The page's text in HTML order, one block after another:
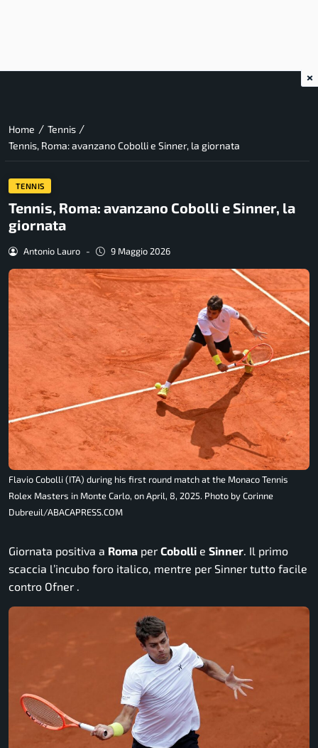
Home / Tennis /
Tennis, Roma: avanzano Cobolli e Sinner, la giornata
TENNIS
Tennis, Roma: avanzano Cobolli e Sinner, la
giornata
Antonio Lauro - 9 Maggio 2026
Flavio Cobolli (ITA) during his first round match at the Monaco Tennis
Rolex Masters in Monte Carlo, on April, 8, 2025. Photo by Corinne
Dubreuil/ABACAPRESS.COM
Giornata positiva a Roma per Cobolli e Sinner. Il primo
scaccia l’incubo foro italico, mentre per Sinner tutto facile
contro Ofner .
×